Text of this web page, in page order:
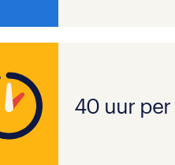
40 uur per